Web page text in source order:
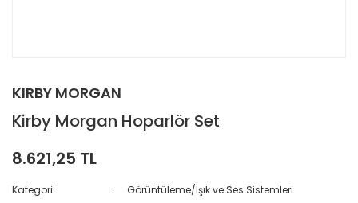
KIRBY MORGAN
Kirby Morgan Hoparlör Set
8.621,25 TL
Kategori
Görüntüleme/Işık ve Ses Sistemleri